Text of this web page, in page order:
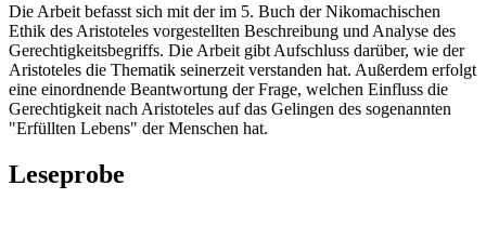
Die Arbeit befasst sich mit der im 5. Buch der Nikomachischen
Ethik des Aristoteles vorgestellten Beschreibung und Analyse des
Gerechtigkeitsbegriffs. Die Arbeit gibt Aufschluss darüber, wie der
Aristoteles die Thematik seinerzeit verstanden hat. Außerdem erfolgt
eine einordnende Beantwortung der Frage, welchen Einfluss die
Gerechtigkeit nach Aristoteles auf das Gelingen des sogenannten
"Erfüllten Lebens" der Menschen hat.
Leseprobe